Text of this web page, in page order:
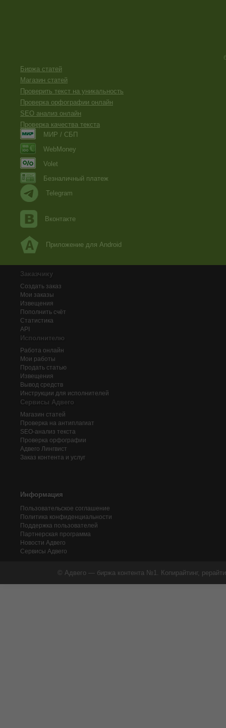
Биржа статей
Магазин статей
Проверить текст на уникальность
Проверка орфографии онлайн
SEO анализ онлайн
Проверка качества текста
МИР / СБП
WebMoney
Volet
Безналичный платеж
Telegram
Вконтакте
Приложение для Android
Заказчику
Создать заказ
Мои заказы
Извещения
Пополнить счёт
Статистика
API
Исполнителю
Работа онлайн
Мои работы
Продать статью
Извещения
Вывод средств
Инструкции для исполнителей
Сервисы Адвего
Магазин статей
Проверка на антиплагиат
SEO-анализ текста
Проверка орфографии
Адвего Лингвист
Заказ контента и услуг
Информация
Пользовательское соглашение
Политика конфиденциальности
Поддержка пользователей
Партнерская программа
Новости Адвего
Сервисы Адвего
© Адвего — биржа контента №1. Копирайтинг,